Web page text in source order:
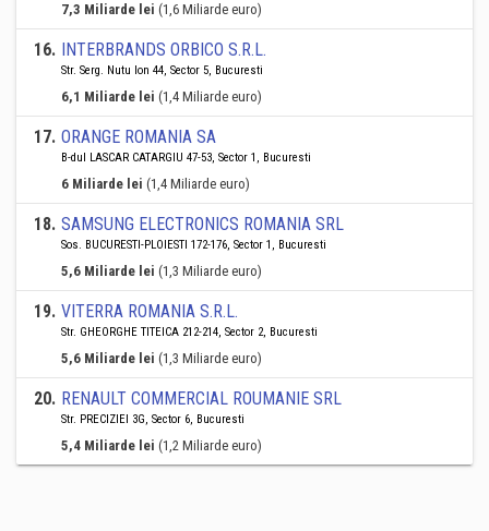
7,3 Miliarde lei (1,6 Miliarde euro)
16. INTERBRANDS ORBICO S.R.L.
Str. Serg. Nutu Ion 44, Sector 5, Bucuresti
6,1 Miliarde lei (1,4 Miliarde euro)
17. ORANGE ROMANIA SA
B-dul LASCAR CATARGIU 47-53, Sector 1, Bucuresti
6 Miliarde lei (1,4 Miliarde euro)
18. SAMSUNG ELECTRONICS ROMANIA SRL
Sos. BUCURESTI-PLOIESTI 172-176, Sector 1, Bucuresti
5,6 Miliarde lei (1,3 Miliarde euro)
19. VITERRA ROMANIA S.R.L.
Str. GHEORGHE TITEICA 212-214, Sector 2, Bucuresti
5,6 Miliarde lei (1,3 Miliarde euro)
20. RENAULT COMMERCIAL ROUMANIE SRL
Str. PRECIZIEI 3G, Sector 6, Bucuresti
5,4 Miliarde lei (1,2 Miliarde euro)